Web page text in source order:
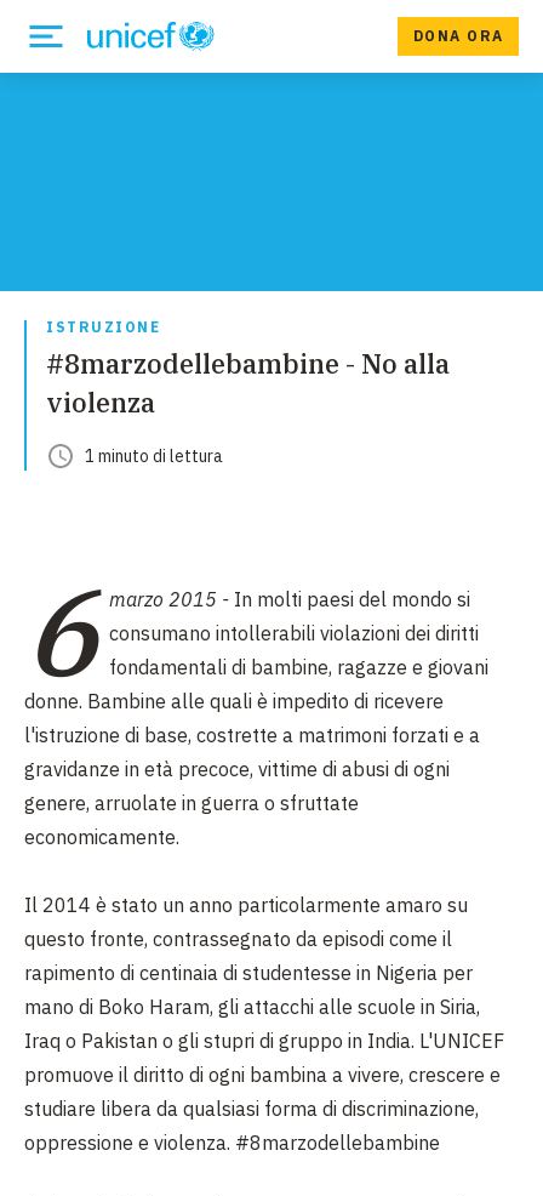
DONA ORA
ISTRUZIONE
#8marzodellebambine - No alla
violenza
1 minuto di lettura
6 marzo 2015 - In molti paesi del mondo si
consumano intollerabili violazioni dei diritti
fondamentali di bambine, ragazze e giovani
donne. Bambine alle quali è impedito di ricevere
l'istruzione di base, costrette a matrimoni forzati e a
gravidanze in età precoce, vittime di abusi di ogni
genere, arruolate in guerra o sfruttate
economicamente.
Il 2014 è stato un anno particolarmente amaro su
questo fronte, contrassegnato da episodi come il
rapimento di centinaia di studentesse in Nigeria per
mano di Boko Haram, gli attacchi alle scuole in Siria,
Iraq o Pakistan o gli stupri di gruppo in India. L'UNICEF
promuove il diritto di ogni bambina a vivere, crescere e
studiare libera da qualsiasi forma di discriminazione,
oppressione e violenza. #8marzodellebambine